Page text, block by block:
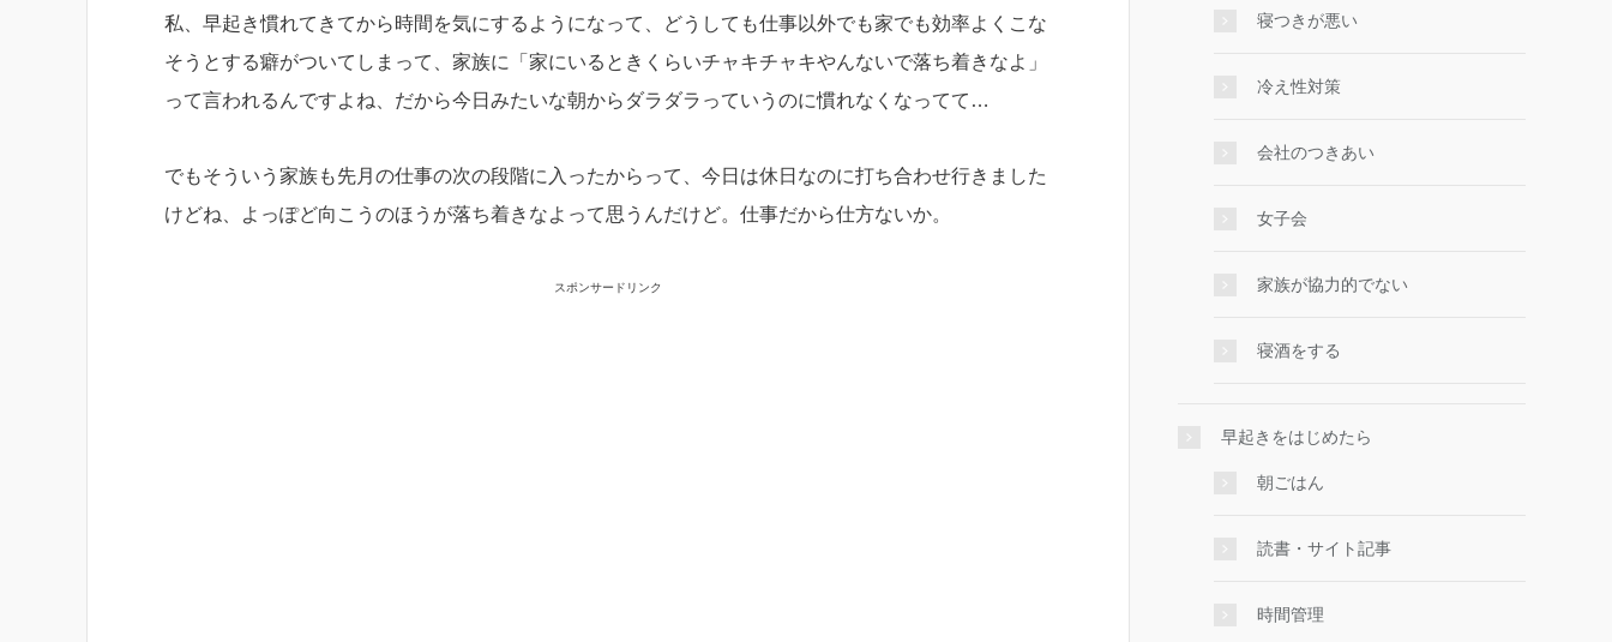
私、早起き慣れてきてから時間を気にするようになって、どうしても仕事以外でも家でも効率よくこな
そうとする癖がついてしまって、家族に「家にいるときくらいチャキチャキやんないで落ち着きなよ」
って言われるんですよね、だから今日みたいな朝からダラダラっていうのに慣れなくなってて…
でもそういう家族も先月の仕事の次の段階に入ったからって、今日は休日なのに打ち合わせ行きました
けどね、よっぽど向こうのほうが落ち着きなよって思うんだけど。仕事だから仕方ないか。
スポンサードリンク
寝つきが悪い
冷え性対策
会社のつきあい
女子会
家族が協力的でない
寝酒をする
早起きをはじめたら
朝ごはん
読書・サイト記事
時間管理